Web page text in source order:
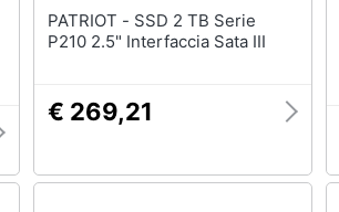
PATRIOT - SSD 2 TB Serie
P210 2.5" Interfaccia Sata III
€ 269,21